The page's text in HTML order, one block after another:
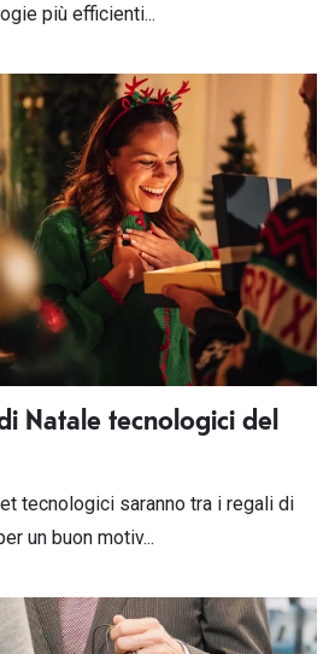
più efficienti...
Natale tecnologici del
tecnologici saranno tra i regali di
un buon motiv...